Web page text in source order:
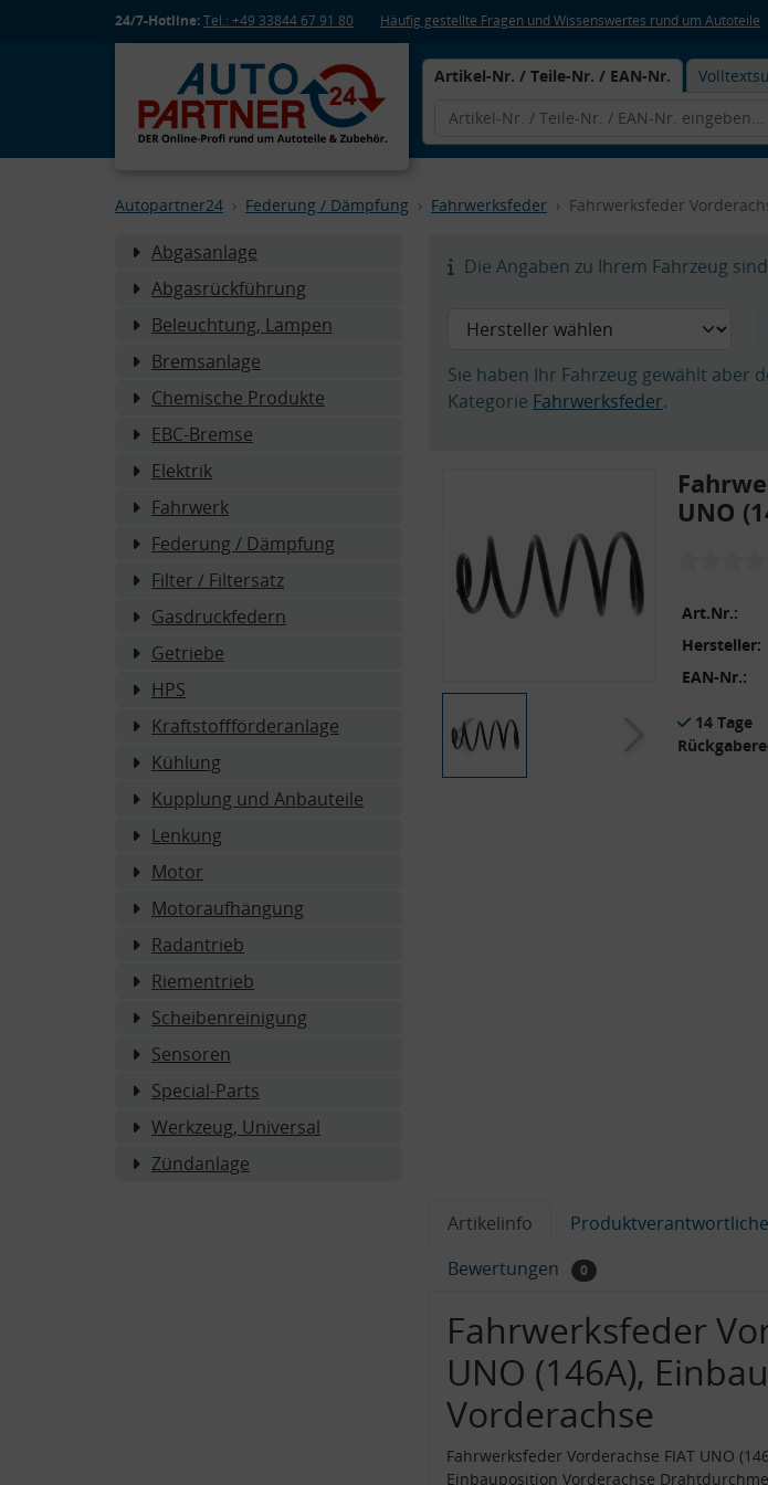
24/7-Hotline:Tel.: +49 33844 67 91 80 Häufig gestellte Fragen und Wissenswertes rund um Autoteile
Artikel-Nr. / Teile-Nr. / EAN-Nr.
Autopartner24 Federung / Dämpfung Fahrwerksfeder Fahrwerksfeder
Abgasanlage
Abgasrückführung
Beleuchtung, Lampen
Bremsanlage
Chemische Produkte
EBC-Bremse
Elektrik
Fahrwerk
Federung / Dämpfung
Filter / Filtersatz
Gasdruckfedern
Getriebe
HPS
Kraftstoffförderanlage
Kühlung
Kupplung und Anbauteile
Lenkung
Motor
Motoraufhängung
Radantrieb
Riementrieb
Scheibenreinigung
Sensoren
Special-Parts
Werkzeug, Universal
Zündanlage
Die Angaben zu Ihrem Fahrzeug
Sie haben Ihr Fahrzeug gewählt aber
Kategorie Fahrwerksfeder.
UNO
Art.Nr.:
Hersteller:
EAN-Nr.:
14 Tage
Artikelinfo
Bewertungen
0
Fahrwerksfeder
UNO (146A),
Vorderachse
Fahrwerksfeder Vorderachse FIAT UNO
Einbauposition Vorderachse